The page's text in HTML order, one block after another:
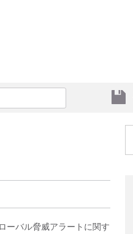
ーバル脅威アラートに関す